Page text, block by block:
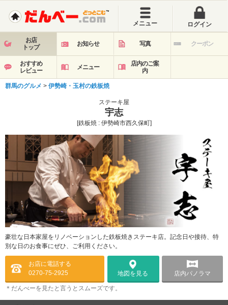
メニュー ログイン
お店
トップ
お知らせ 写真 クーポン
おすすめ
レビュー
メニュー
店内のご案
内
群馬のグルメ > 伊勢崎・玉村の鉄板焼
ステーキ屋
宇志
[鉄板焼 : 伊勢崎市西久保町]
豪壮な日本家屋をリノベーションした鉄板焼きステーキ店。記念日や接待、特
別な日のお食事にぜひ、ご利用ください。
お店に電話する
0270-75-2925
地図を見る 店内パノラマ
＊だんべーを見たと言うとスムーズです。